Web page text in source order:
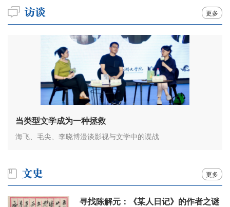
更多
当类型文学成为一种拯救
海飞、毛尖、李晓博漫谈影视与文学中的谍战
更多
寻找陈解元：《某人日记》的作者之谜